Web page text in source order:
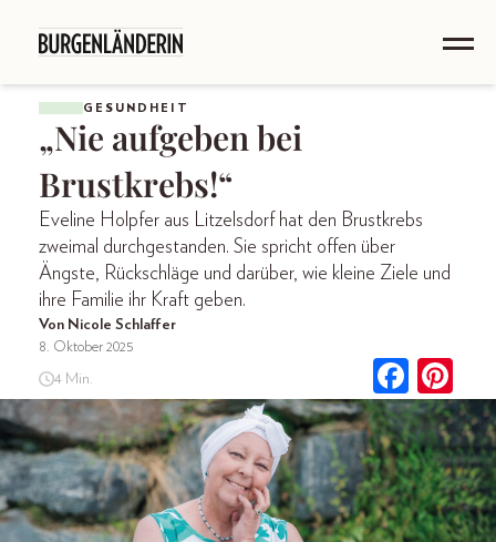
GESUNDHEIT
„Nie aufgeben bei
Brustkrebs!“
Eveline Holpfer aus Litzelsdorf hat den Brustkrebs
zweimal durchgestanden. Sie spricht offen über
Ängste, Rückschläge und darüber, wie kleine Ziele und
ihre Familie ihr Kraft geben.
Von Nicole Schlaffer
8. Oktober 2025
4 Min.